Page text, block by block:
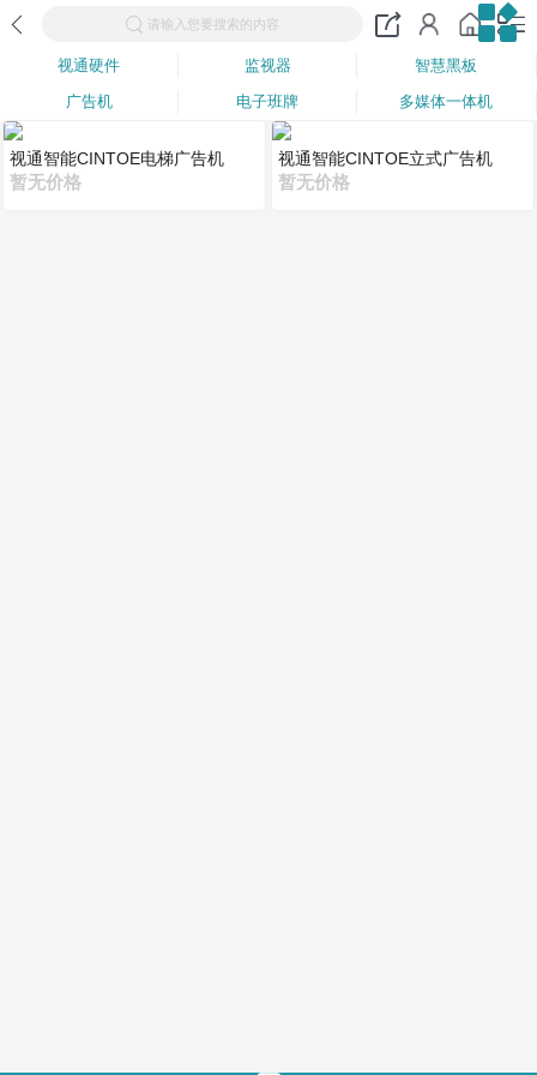
请输入您要搜索的内容
视通硬件 监视器
智慧黑板
广告机
电子班牌 多媒体一体机
视通智能CINTOE电梯广告机
暂无价格
视通智能CINTOE立式广告机
暂无价格